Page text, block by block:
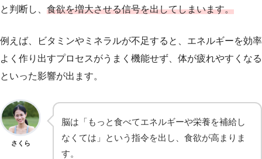
と判断し、 食欲を増大させる信号を出してしまいます。
例えば、ビタミンやミネラルが不足すると、エネルギーを効率
よく作り出すプロセスがうまく機能せず、体が疲れやすくなる
といった影響が出ます。
さくら
脳は「もっと食べてエネルギーや栄養を補給し
なくては」という指令を出し、食欲が高まりま
す。